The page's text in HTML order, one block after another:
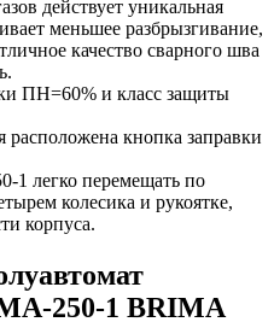
действует уникальная
меньшее разбрызгивание,
качество сварного шва
ПН=60% и класс защиты
кнопка заправки
легко перемещать по
колесика и рукоятке,
корпуса.
250-1 BRIMA